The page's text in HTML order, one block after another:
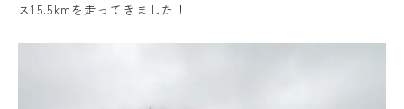
ス15.5kmを走ってきました！